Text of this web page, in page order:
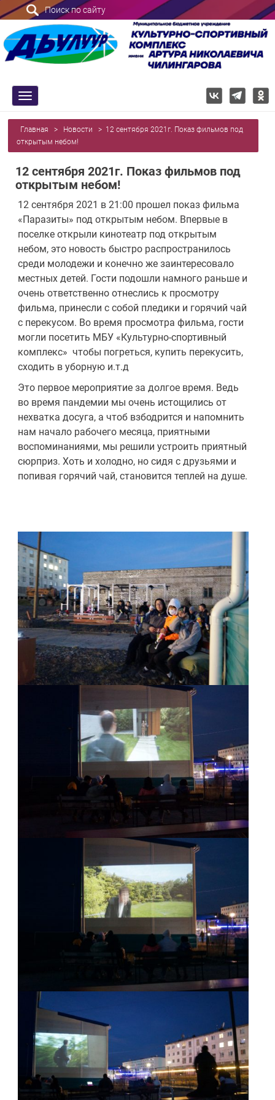
Поиск по сайту
trk
Главная > Новости > 12 сентября 2021г. Показ фильмов под
открытым небом!
12 сентября 2021г. Показ фильмов под
открытым небом!
12 сентября 2021 в 21:00 прошел показ фильма
«Паразиты» под открытым небом. Впервые в
поселке открыли кинотеатр под открытым
небом, это новость быстро распространилось
среди молодежи и конечно же заинтересовало
местных детей. Гости подошли намного раньше и
очень ответственно отнеслись к просмотру
фильма, принесли с собой пледики и горячий чай
с перекусом. Во время просмотра фильма, гости
могли посетить МБУ «Культурно-спортивный
комплекс» чтобы погреться, купить перекусить,
сходить в уборную и.т.д
Это первое мероприятие за долгое время. Ведь
во время пандемии мы очень истощились от
нехватка досуга, а чтоб взбодрится и напомнить
нам начало рабочего месяца, приятными
воспоминаниями, мы решили устроить приятный
сюрприз. Хоть и холодно, но сидя с друзьями и
попивая горячий чай, становится теплей на душе.